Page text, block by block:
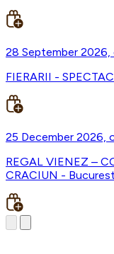
28 September 2026,
FIERARII -
25 December 2026,
REGAL VIENEZ –
CRACIUN -